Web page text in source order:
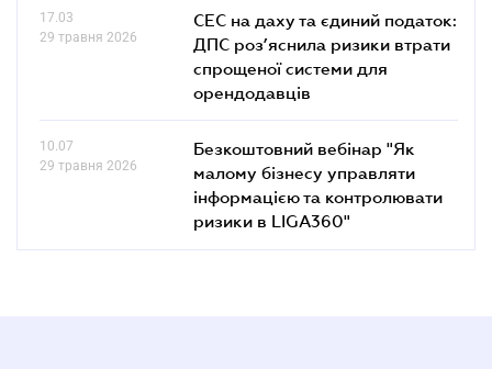
17.03
29 травня 2026
СЕС на даху та єдиний податок:
ДПС роз’яснила ризики втрати
спрощеної системи для
орендодавців
10.07
29 травня 2026
Безкоштовний вебінар "Як
малому бізнесу управляти
інформацією та контролювати
ризики в LIGA360"